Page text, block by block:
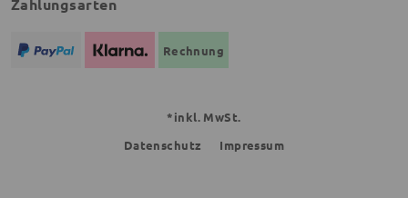
Zahlungsarten
Rechnung
*inkl. MwSt.
Datenschutz
Impressum